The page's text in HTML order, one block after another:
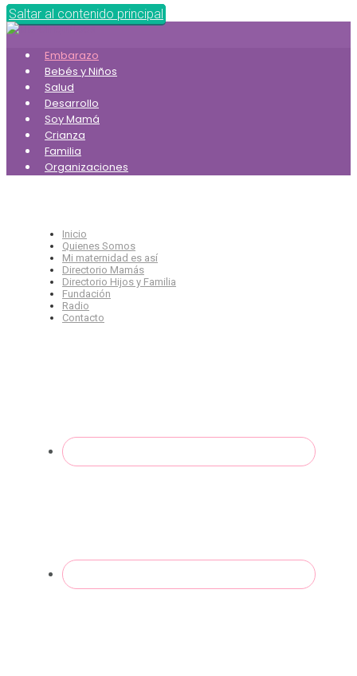
Saltar al contenido principal
Embarazo
Bebés y Niños
Salud
Desarrollo
Soy Mamá
Crianza
Familia
Organizaciones
Inicio
Quienes Somos
Mi maternidad es así
Directorio Mamás
Directorio Hijos y Familia
Fundación
Radio
Contacto